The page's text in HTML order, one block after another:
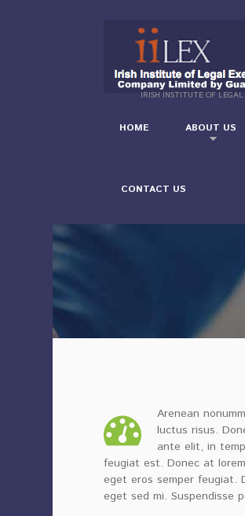
IRISH INSTITUTE OF LEGAL
HOME ABOUT US
CONTACT US
Arenean
luctus risus.
ante elit, in
feugiat est. Donec at
eget eros semper feugiat.
eget sed mi. Suspendisse